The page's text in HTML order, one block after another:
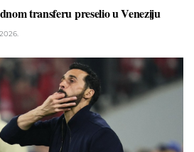
transferu preselio u Veneziju